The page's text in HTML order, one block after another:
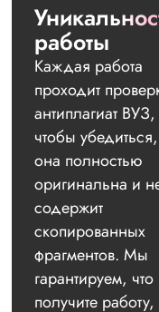
работы
Каждая работа
проходит
антиплагиат ВУЗ,
чтобы
она полностью
оригинальна и
содержит
скопированных
фрагментов. Мы
гарантируем,
получите работу,